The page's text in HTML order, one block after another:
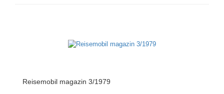
Reisemobil magazin 3/1979